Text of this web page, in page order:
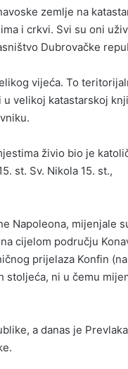
zemlje na
i crkvi. Svi su oni
Dubrovačke
vijeća. To
velikoj katastarskoj
živio bio je
st. Sv. Nikola 15. st.,
Napoleona, mijenjale
cijelom području
prijelaza Konfin
stoljeća, ni u čemu
a danas je